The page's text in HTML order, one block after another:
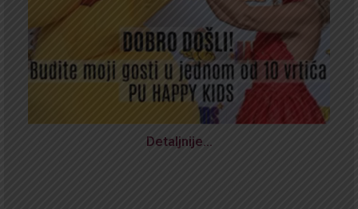
Detaljnije…